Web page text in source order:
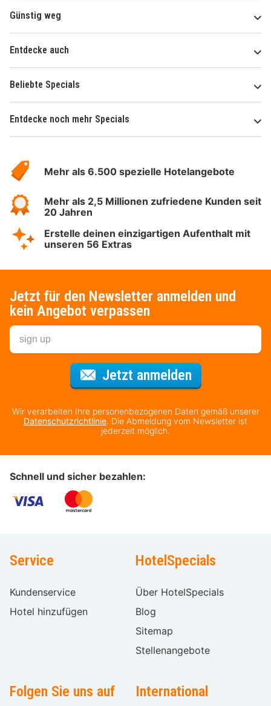
Günstig weg
Entdecke auch
Beliebte Specials
Entdecke noch mehr Specials
Hotelspecials
Mehr als 6.500 spezielle Hotelangebote
Mehr als 2,5 Millionen zufriedene Kunden seit
20 Jahren
Erstelle deinen einzigartigen Aufenthalt mit
unseren 56 Extras
Jetzt für den Newsletter anmelden und
kein Angebot verpassen
Jetzt anmeldenFür den
Wir verarbeiten Ihre personenbezogenen Daten gemäß unserer
Datenschutzrichtlinie. Die Abmeldung vom Newsletter ist
jederzeit möglich.
Schnell und sicher bezahlen:
Service
Kundenservice
Hotel hinzufügen
HotelSpecials
Über HotelSpecials
Blog
Sitemap
Stellenangebote
Folgen Sie uns auf International